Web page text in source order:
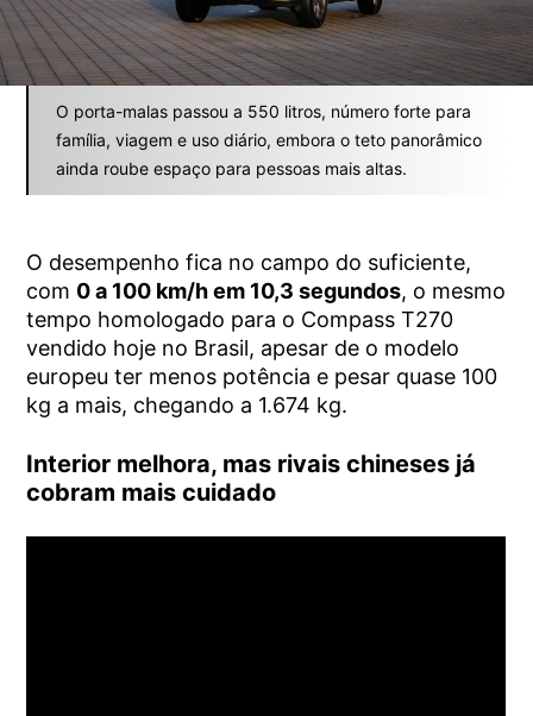
O porta-malas passou a 550 litros, número forte para
família, viagem e uso diário, embora o teto panorâmico
ainda roube espaço para pessoas mais altas.
O desempenho fica no campo do suficiente,
com 0 a 100 km/h em 10,3 segundos, o mesmo
tempo homologado para o Compass T270
vendido hoje no Brasil, apesar de o modelo
europeu ter menos potência e pesar quase 100
kg a mais, chegando a 1.674 kg.
Interior melhora, mas rivais chineses já
cobram mais cuidado